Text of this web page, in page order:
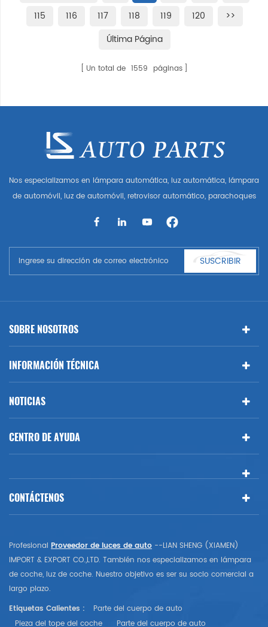
115
116 117 118 119 120
>>
Última Página
Un total de 1559 páginas
Nos especializamos en lámpara automática, luz automática, lámpara
de automóvil, luz de automóvil, retrovisor automático, parachoques
automático, parte del cuerpo automática, etc. y accesorios de
Benz, BMW
SUSCRIBIR
SOBRE NOSOTROS
INFORMACIÓN TÉCNICA
NOTICIAS
CENTRO DE AYUDA
CONTÁCTENOS
Profesional Proveedor de luces de auto --LIAN SHENG (XIAMEN)
IMPORT & EXPORT CO.,LTD. También nos especializamos en lámpara
de coche, luz de coche. Nuestro objetivo es ser su socio comercial a
largo plazo.
Etiquetas Calientes :
Parte del cuerpo de auto
Pieza del tope del coche
Parte del cuerpo de auto